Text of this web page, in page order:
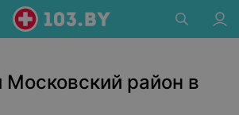
Московский район в